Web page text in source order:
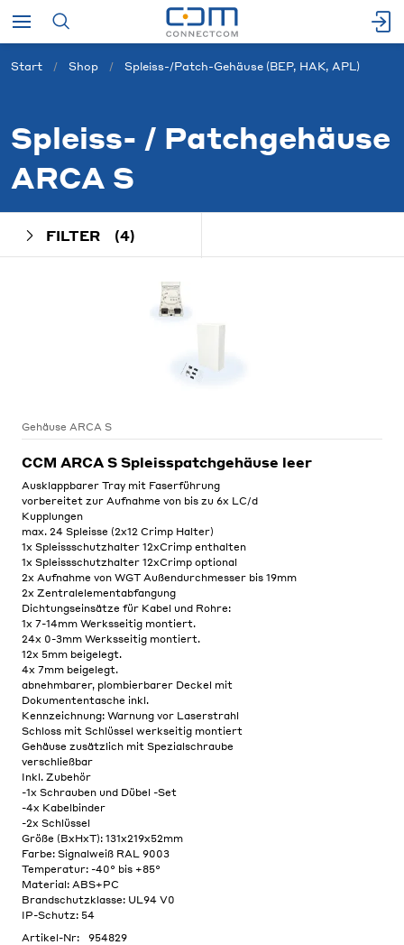
Start Shop Spleiss-/Patch-Gehäuse (BEP, HAK, APL)
Spleiss- / Patchgehäuse
ARCA S
FILTER (4)
Gehäuse ARCA S
CCM ARCA S Spleisspatchgehäuse leer
Ausklappbarer Tray mit Faserführung
vorbereitet zur Aufnahme von bis zu 6x LC/d
Kupplungen
max. 24 Spleisse (2x12 Crimp Halter)
1x Spleissschutzhalter 12xCrimp enthalten
1x Spleissschutzhalter 12xCrimp optional
2x Aufnahme von WGT Außendurchmesser bis 19mm
2x Zentralelementabfangung
Dichtungseinsätze für Kabel und Rohre:
1x 7-14mm Werksseitig montiert.
24x 0-3mm Werksseitig montiert.
12x 5mm beigelegt.
4x 7mm beigelegt.
abnehmbarer, plombierbarer Deckel mit
Dokumententasche inkl.
Kennzeichnung: Warnung vor Laserstrahl
Schloss mit Schlüssel werkseitig montiert
Gehäuse zusätzlich mit Spezialschraube
verschließbar
Inkl. Zubehör
-1x Schrauben und Dübel -Set
-4x Kabelbinder
-2x Schlüssel
Größe (BxHxT): 131x219x52mm
Farbe: Signalweiß RAL 9003
Temperatur: -40° bis +85°
Material: ABS+PC
Brandschutzklasse: UL94 V0
IP-Schutz: 54
Artikel-Nr:
954829